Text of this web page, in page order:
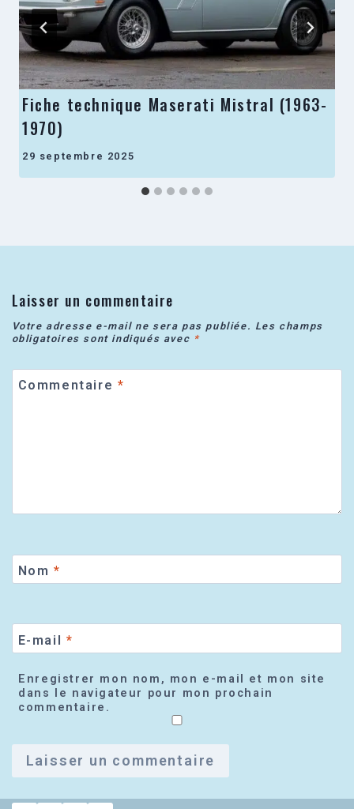
Fiche technique Maserati Mistral (1963-
1970)
29 septembre 2025
Laisser un commentaire
Votre adresse e-mail ne sera pas publiée. Les champs
obligatoires sont indiqués avec *
Commentaire *
Nom *
E-mail *
Enregistrer mon nom, mon e-mail et mon site
dans le navigateur pour mon prochain
commentaire.